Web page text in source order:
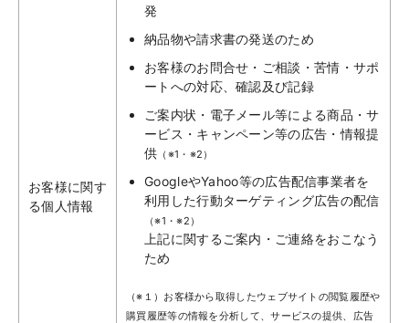
お客様に関す
る個人情報
発
納品物や請求書の発送のため
お客様のお問合せ・ご相談・苦情・サポ
ートへの対応、確認及び記録
ご案内状・電子メール等による商品・サ
ービス・キャンペーン等の広告・情報提
供 （※1・※2）
GoogleやYahoo等の広告配信事業者を
利用した行動ターゲティング広告の配信
（※1・※2）
上記に関するご案内・ご連絡をおこなう
ため
（※１）お客様から取得したウェブサイトの閲覧履歴や
購買履歴等の情報を分析して、サービスの提供、広告